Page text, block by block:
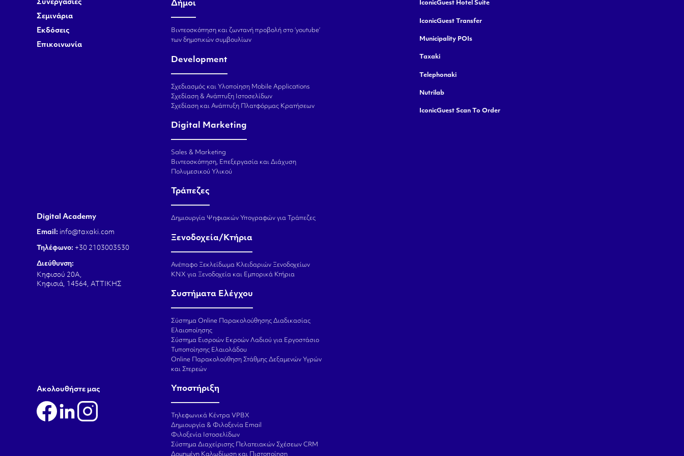
Συνεργασίες
Σεμινάρια
Εκδόσεις
Επικοινωνία
Δήμοι
Βιντεοσκόπηση και ζωντανή προβολή στο ‘youtube’
των δημοτικών συμβουλίων
Development
Σχεδιασμός και Υλοποίηση Mobile Applications
Σχεδίαση & Ανάπτυξη Ιστοσελίδων
Σχεδίαση και Ανάπτυξη Πλατφόρμας Κρατήσεων
Digital Marketing
Sales & Marketing
Βιντεοσκόπηση, Επεξεργασία και Διάχυση
Πολυμεσικού Υλικού
Τράπεζες
Δημιουργία Ψηφιακών Υπογραφών για Τράπεζες
Ξενοδοχεία/Κτήρια
Ανέπαφο Ξεκλείδωμα Κλειδαριών Ξενοδοχείων
KNX για Ξενοδοχεία και Εμπορικά Κτήρια
Συστήματα Ελέγχου
Σύστημα Online Παρακολούθησης Διαδικασίας
Ελαιοποίησης
Σύστημα Εισροών Εκροών Λαδιού για Εργοστάσιο
Τυποποίησης Ελαιολάδου
Online Παρακολούθηση Στάθμης Δεξαμενών Υγρών
και Στερεών
Υποστήριξη
Τηλεφωνικά Κέντρα VPBX
Δημιουργία & Φιλοξενία Email
Φιλοξενία Ιστοσελίδων
Σύστημα Διαχείρισης Πελατειακών Σχέσεων CRM
Δομημένη Καλωδίωση και Πιστοποίηση
IconicGuest Hotel Suite
IconicGuest Transfer
Municipality POIs
Taxaki
Telephonaki
Nutrilab
IconicGuest Scan To Order
Digital Academy
Email: info@taxaki.com
Τηλέφωνο: +30 2103003530
Διεύθυνση:
Κηφισού 20Α,
Κηφισιά, 14564, ΑΤΤΙΚΗΣ
Aκολουθήστε μας